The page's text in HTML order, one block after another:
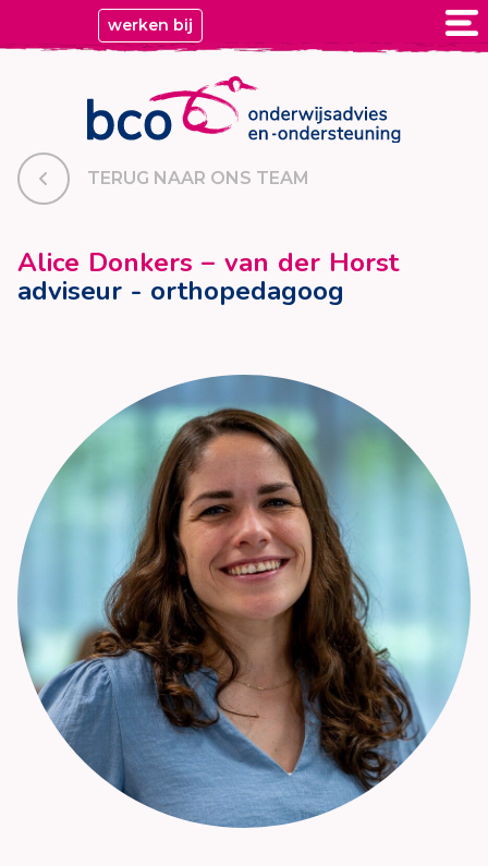
werken bij
TERUG NAAR ONS TEAM
Alice Donkers – van der Horst
adviseur - orthopedagoog